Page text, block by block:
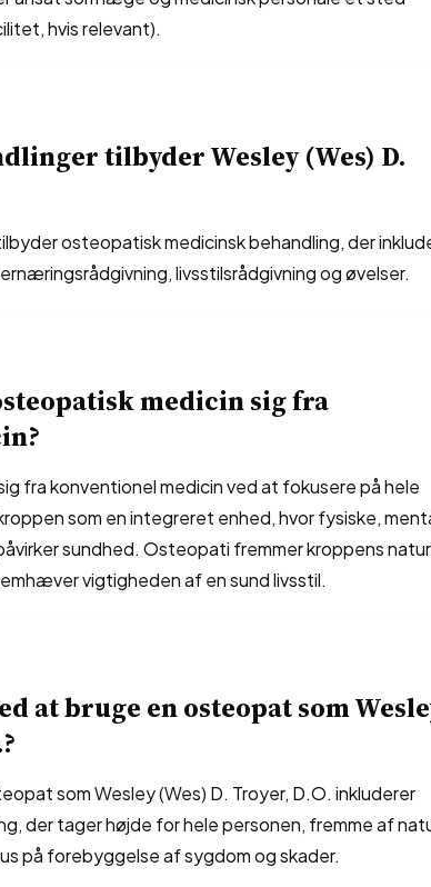
hvis relevant).
tilbyder Wesley (Wes) D.
osteopatisk medicinsk behandling, der
livsstilsrådgivning og øvelser.
medicin sig fra
fra konventionel medicin ved at fokusere på hele
som en integreret enhed, hvor fysiske,
sundhed. Osteopati fremmer kroppens
vigtigheden af ​​en sund livsstil.
at bruge en osteopat som
som Wesley (Wes) D. Troyer, D.O. inkluderer
der tager højde for hele personen, fremme af
på forebyggelse af sygdom og skader.